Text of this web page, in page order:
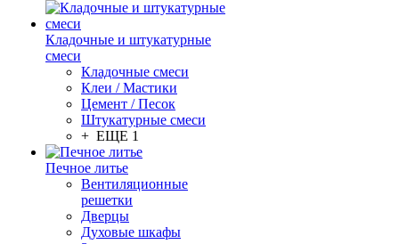
Кладочные и штукатурные
смеси
Кладочные смеси
Клеи / Мастики
Цемент / Песок
Штукатурные смеси
+ ЕЩЕ 1
Печное литье
Вентиляционные
решетки
Дверцы
Духовые шкафы